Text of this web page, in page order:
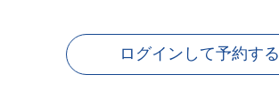
ログインして予約する